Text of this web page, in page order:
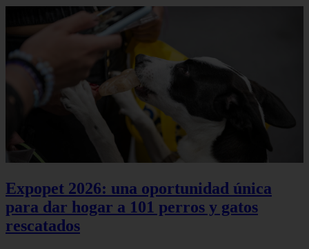
Expopet 2026: una oportunidad única
para dar hogar a 101 perros y gatos
rescatados